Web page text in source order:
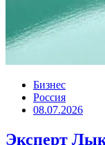
Бизнес
Россия
08.07.2026
Эксперт